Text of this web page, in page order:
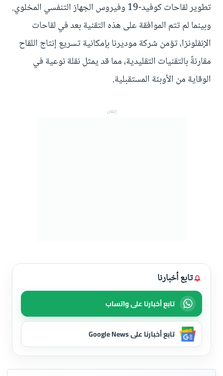
تطوير لقاحات كوفيد-19 وفيروس الجهاز التنفسي المخلوي.
وبينما لم تتم الموافقة على هذه التقنية بعد في لقاحات
الإنفلونزا، تؤمن شركة موديرنا بإمكانية تسريع إنتاج اللقاح
مقارنةً بالتقنيات التقليدية، مما قد يمثل نقلة نوعية في
الوقاية من الأوبئة المستقبلية.
إعلان
تابع أخبارنا
تابع أخبارنا على واتساب
تابع أخبارنا على Google News